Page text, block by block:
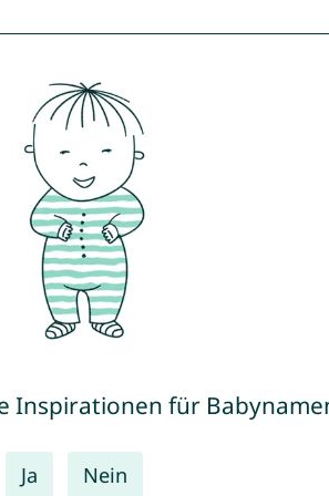
Inspirationen für
Ja Nein